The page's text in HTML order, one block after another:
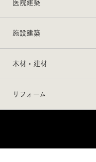
施設建築
木材・建材
リフォーム